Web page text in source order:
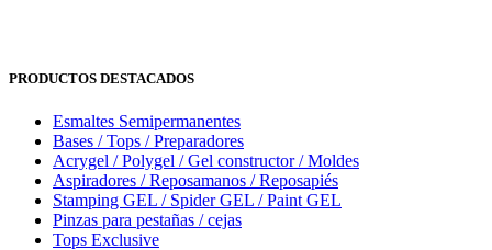
PRODUCTOS DESTACADOS
Esmaltes Semipermanentes
Bases / Tops / Preparadores
Acrygel / Polygel / Gel constructor / Moldes
Aspiradores / Reposamanos / Reposapiés
Stamping GEL / Spider GEL / Paint GEL
Pinzas para pestañas / cejas
Tops Exclusive